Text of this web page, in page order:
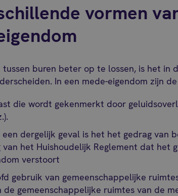
vormen
tussen buren beter op te lossen, is het in
In een mede-eigendom zijn
die wordt gekenmerkt door
een dergelijk geval is het het gedrag van
het Huishoudelijk Reglement dat het
verstoort
gebruik van gemeenschappelijke
de gemeenschappelijke ruimtes van de